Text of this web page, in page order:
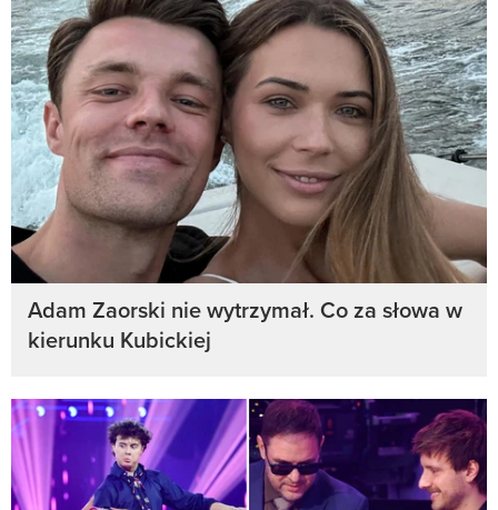
Adam Zaorski nie wytrzymał. Co za słowa w
kierunku Kubickiej